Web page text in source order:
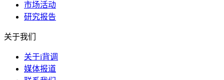
市场活动
研究报告
关于我们
关于i背调
媒体报道